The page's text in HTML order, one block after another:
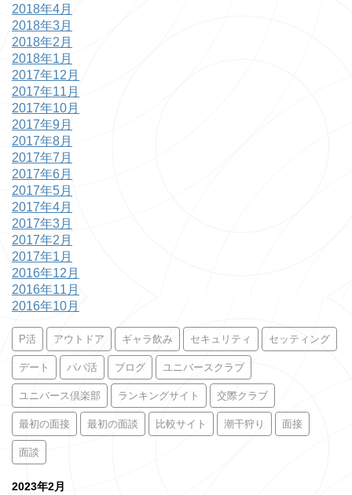
2018年4月
2018年3月
2018年2月
2018年1月
2017年12月
2017年11月
2017年10月
2017年9月
2017年8月
2017年7月
2017年6月
2017年5月
2017年4月
2017年3月
2017年2月
2017年1月
2016年12月
2016年11月
2016年10月
P活 アウトドア ギャラ飲み セキュリティ セッティング
デート パパ活 ブログ ユニバースクラブ
ユニバース倶楽部 ランキングサイト 交際クラブ
最初の面接 最初の面談 比較サイト 潮干狩り 面接
面談
2023年2月